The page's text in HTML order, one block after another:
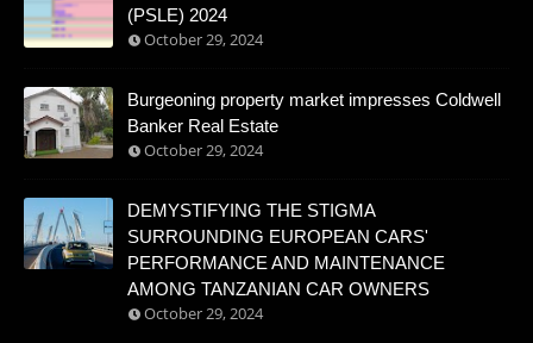
(PSLE) 2024
October 29, 2024
Burgeoning property market impresses Coldwell
Banker Real Estate
October 29, 2024
DEMYSTIFYING THE STIGMA
SURROUNDING EUROPEAN CARS'
PERFORMANCE AND MAINTENANCE
AMONG TANZANIAN CAR OWNERS
October 29, 2024